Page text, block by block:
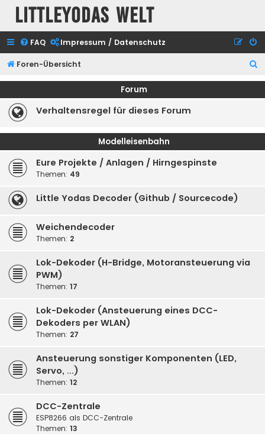
Littleyodas Welt
FAQ Impressum / Datenschutz
Foren-Übersicht
u
Forum
Verhaltensregel für dieses Forum
Modelleisenbahn
Eure Projekte / Anlagen / Hirngespinste
Themen: 49
Little Yodas Decoder (Github / Sourcecode)
Weichendecoder
Themen: 2
Lok-Dekoder (H-Bridge, Motoransteuerung via
PWM)
Themen: 17
Lok-Dekoder (Ansteuerung eines DCC-
Dekoders per WLAN)
Themen: 27
Ansteuerung sonstiger Komponenten (LED,
Servo, ...)
Themen: 12
DCC-Zentrale
ESP8266 als DCC-Zentrale
Themen: 13